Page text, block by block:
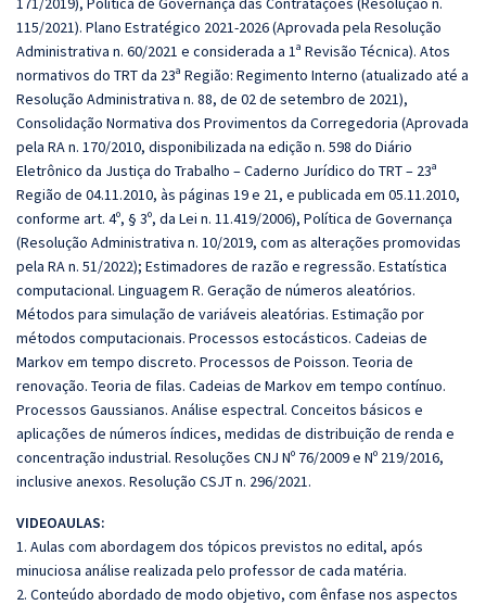
115/2021). Plano Estratégico 2021-2026 (Aprovada pela Resolução
Administrativa n. 60/2021 e considerada a 1ª Revisão Técnica). Atos
normativos do TRT da 23ª Região: Regimento Interno (atualizado até a
Resolução Administrativa n. 88, de 02 de setembro de 2021),
Consolidação Normativa dos Provimentos da Corregedoria (Aprovada
pela RA n. 170/2010, disponibilizada na edição n. 598 do Diário
Eletrônico da Justiça do Trabalho – Caderno Jurídico do TRT – 23ª
Região de 04.11.2010, às páginas 19 e 21, e publicada em 05.11.2010,
conforme art. 4º, § 3º, da Lei n. 11.419/2006), Política de Governança
(Resolução Administrativa n. 10/2019, com as alterações promovidas
pela RA n. 51/2022); Estimadores de razão e regressão. Estatística
computacional. Linguagem R. Geração de números aleatórios.
Métodos para simulação de variáveis aleatórias. Estimação por
métodos computacionais. Processos estocásticos. Cadeias de
Markov em tempo discreto. Processos de Poisson. Teoria de
renovação. Teoria de filas. Cadeias de Markov em tempo contínuo.
Processos Gaussianos. Análise espectral. Conceitos básicos e
aplicações de números índices, medidas de distribuição de renda e
concentração industrial. Resoluções CNJ Nº 76/2009 e Nº 219/2016,
inclusive anexos. Resolução CSJT n. 296/2021.
VIDEOAULAS:
1. Aulas com abordagem dos tópicos previstos no edital, após
minuciosa análise realizada pelo professor de cada matéria.
2. Conteúdo abordado de modo objetivo, com ênfase nos aspectos